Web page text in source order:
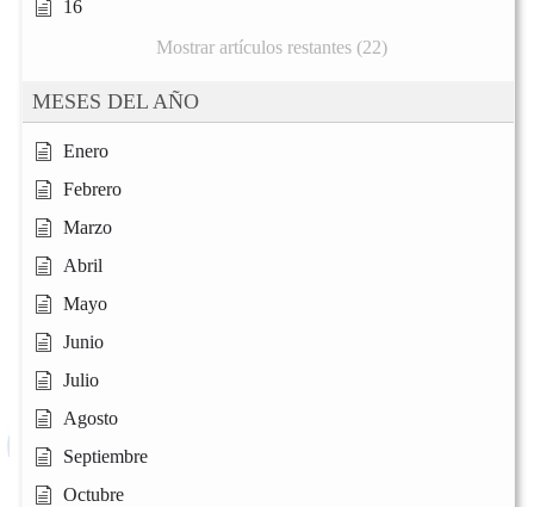
16
Mostrar artículos restantes (22)
MESES DEL AÑO
Enero
Febrero
Marzo
Abril
Mayo
Junio
Julio
Agosto
Septiembre
Octubre